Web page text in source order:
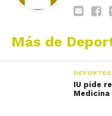
Más de
DEPORTES
IU pide